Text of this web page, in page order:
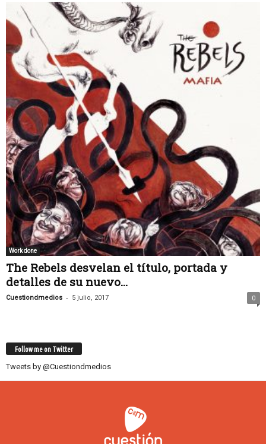
Work done
The Rebels desvelan el título, portada y
detalles de su nuevo...
Cuestiondmedios - 5 julio, 2017 0
Follow me on Twitter
Tweets by @Cuestiondmedios